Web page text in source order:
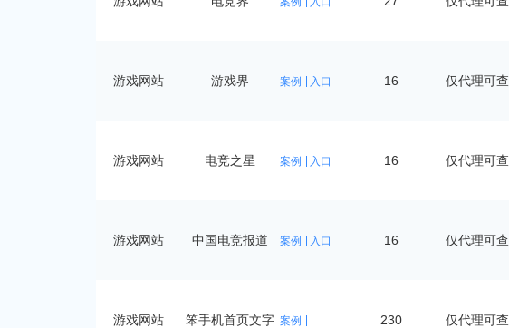
游戏网站 游戏界 案例 入口 16 仅代理可查
游戏网站 电竞之星 案例 入口 16 仅代理可查
游戏网站 中国电竞报道 案例 入口 16 仅代理可查
游戏网站
笨手机首页文字 案例 230 仅代理可查